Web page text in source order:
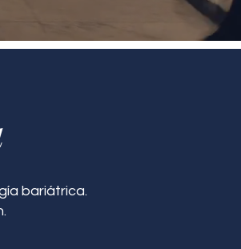
bariátrica.